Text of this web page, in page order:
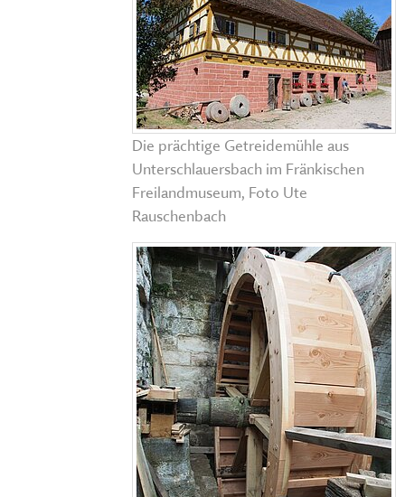
Die prächtige Getreidemühle aus
Unterschlauersbach im Fränkischen
Freilandmuseum, Foto Ute
Rauschenbach